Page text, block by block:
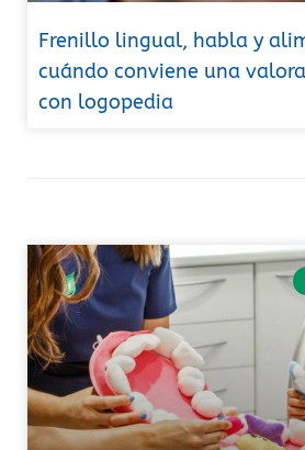
Frenillo lingual, habla y
cuándo conviene una
con logopedia